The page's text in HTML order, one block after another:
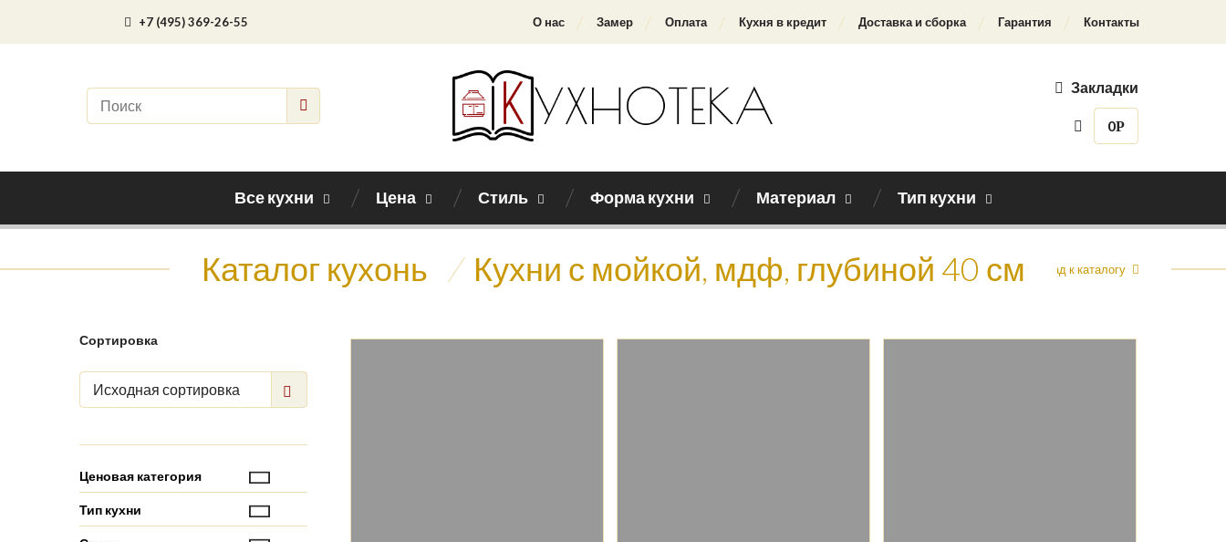
+7 (495) 369-26-55 О нас Замер Оплата Кухня в кредит Доставка и сборка Гарантия Контакты
Закладки
0Р
Все кухни Цена Стиль Форма кухни Материал Тип кухни
Каталог кухонь / Кухни с мойкой, мдф, глубиной 40 см Назад к каталогу
Сортировка
Исходная сортировка
Ценовая категория
Тип кухни